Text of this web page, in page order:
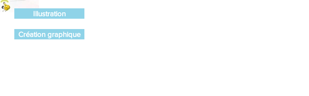
Illustration
Création graphique